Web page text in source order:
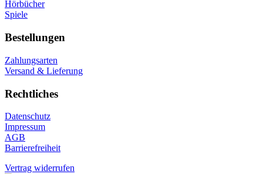
Hörbücher
Spiele
Bestellungen
Zahlungsarten
Versand & Lieferung
Rechtliches
Datenschutz
Impressum
AGB
Barrierefreiheit
Vertrag widerrufen